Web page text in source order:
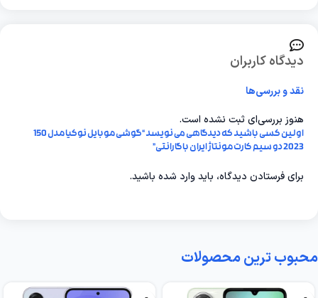
دیدگاه کاربران
نقد و بررسی‌ها
هنوز بررسی‌ای ثبت نشده است.
اولین کسی باشید که دیدگاهی می نویسد “گوشی موبایل نوکیا مدل 150
2023 دو سیم کارت مونتاژ ایران باگارانتی”
برای فرستادن دیدگاه، بایدوارد شده باشید.
محبوب ترین محصولات